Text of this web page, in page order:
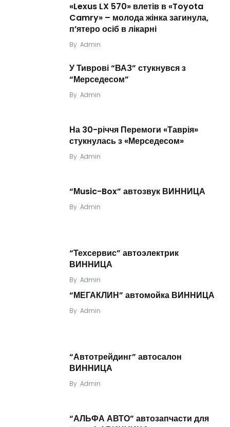
«Lexus LX 570» влетів в «Toyota
Camry» – молода жінка загинула,
п’ятеро осіб в лікарні
By Admin
У Тиврові “ВАЗ” стукнувся з
“Мерседесом”
By Admin
На 30-річчя Перемоги «Таврія»
стукнулась з «Мерседесом»
By Admin
“Мusic-Box” автозвук ВИННИЦА
By Admin
“Техсервис” автоэлектрик
ВИННИЦА
By Admin
“МЕГАКЛИН” автомойка ВИННИЦА
By Admin
“Автотрейдинг” автосалон
ВИННИЦА
By Admin
“АЛЬФА АВТО” автозапчасти для